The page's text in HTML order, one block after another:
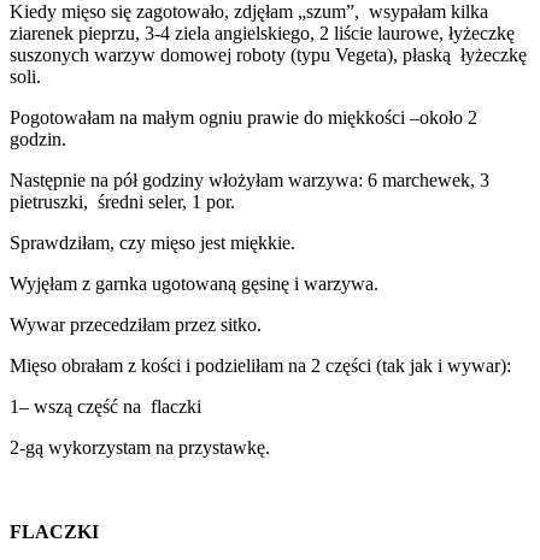
Kiedy mięso się zagotowało, zdjęłam „szum”, wsypałam kilka
ziarenek pieprzu, 3-4 ziela angielskiego, 2 liście laurowe, łyżeczkę
suszonych warzyw domowej roboty (typu Vegeta), płaską łyżeczkę
soli.
Pogotowałam na małym ogniu prawie do miękkości –około 2
godzin.
Następnie na pół godziny włożyłam warzywa: 6 marchewek, 3
pietruszki, średni seler, 1 por.
Sprawdziłam, czy mięso jest miękkie.
Wyjęłam z garnka ugotowaną gęsinę i warzywa.
Wywar przecedziłam przez sitko.
Mięso obrałam z kości i podzieliłam na 2 części (tak jak i wywar):
1– wszą część na flaczki
2-gą wykorzystam na przystawkę.
FLACZKI